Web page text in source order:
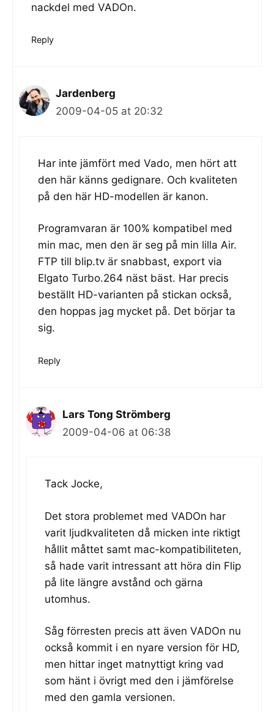
nackdel med VADOn.
Reply
Jardenberg
2009-04-05 at 20:32
Har inte jämfört med Vado, men hört att
den här känns gedignare. Och kvaliteten
på den här HD-modellen är kanon.
Programvaran är 100% kompatibel med
min mac, men den är seg på min lilla Air.
FTP till blip.tv är snabbast, export via
Elgato Turbo.264 näst bäst. Har precis
beställt HD-varianten på stickan också,
den hoppas jag mycket på. Det börjar ta
sig.
Reply
Lars Tong Strömberg
2009-04-06 at 06:38
Tack Jocke,
Det stora problemet med VADOn har
varit ljudkvaliteten då micken inte riktigt
hållit måttet samt mac-kompatibiliteten,
så hade varit intressant att höra din Flip
på lite längre avstånd och gärna
utomhus.
Såg förresten precis att även VADOn nu
också kommit i en nyare version för HD,
men hittar inget matnyttigt kring vad
som hänt i övrigt med den i jämförelse
med den gamla versionen.